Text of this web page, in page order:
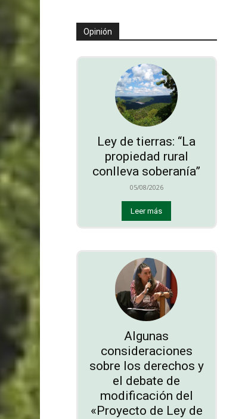
Opinión
Ley de tierras: “La
propiedad rural
conlleva soberanía”
05/08/2026
Leer más
Algunas
consideraciones
sobre los derechos y
el debate de
modificación del
«Proyecto de Ley de